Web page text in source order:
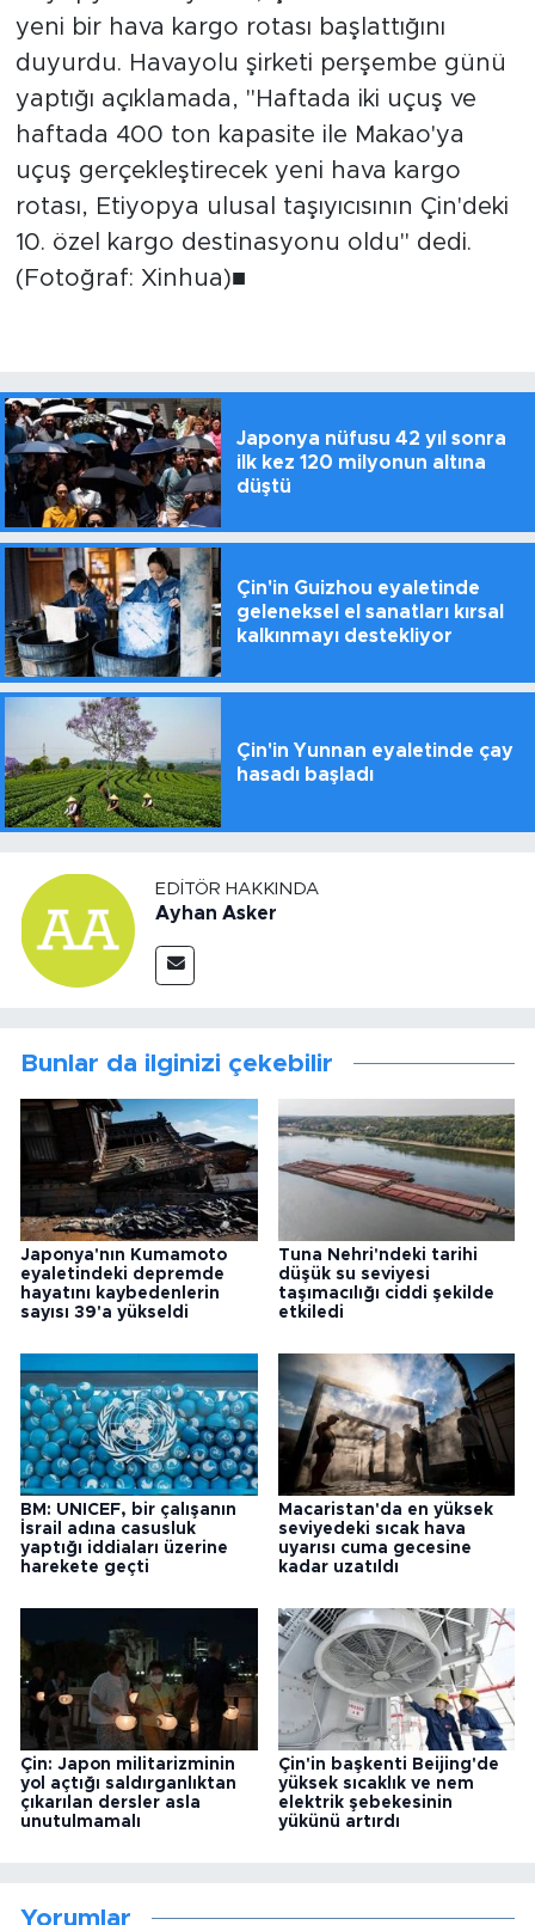
yeni bir hava kargo rotası başlattığını
duyurdu. Havayolu şirketi perşembe günü
yaptığı açıklamada, "Haftada iki uçuş ve
haftada 400 ton kapasite ile Makao'ya
uçuş gerçekleştirecek yeni hava kargo
rotası, Etiyopya ulusal taşıyıcısının Çin'deki
10. özel kargo destinasyonu oldu" dedi.
(Fotoğraf: Xinhua)■
Japonya nüfusu 42 yıl sonra
ilk kez 120 milyonun altına
düştü
Çin'in Guizhou eyaletinde
geleneksel el sanatları kırsal
kalkınmayı destekliyor
Çin'in Yunnan eyaletinde çay
hasadı başladı
EDITÖR HAKKINDA
Ayhan Asker
Bunlar da ilginizi çekebilir
Japonya'nın Kumamoto
eyaletindeki depremde
hayatını kaybedenlerin
sayısı 39'a yükseldi
Tuna Nehri'ndeki tarihi
düşük su seviyesi
taşımacılığı ciddi şekilde
etkiledi
BM: UNICEF, bir çalışanın
İsrail adına casusluk
yaptığı iddiaları üzerine
harekete geçti
Macaristan'da en yüksek
seviyedeki sıcak hava
uyarısı cuma gecesine
kadar uzatıldı
Çin: Japon militarizminin
yol açtığı saldırganlıktan
çıkarılan dersler asla
unutulmamalı
Çin'in başkenti Beijing'de
yüksek sıcaklık ve nem
elektrik şebekesinin
yükünü artırdı
Yorumlar